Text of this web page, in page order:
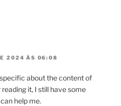
2024 ÀS 06:08
about the content of
it, I still have some
help me.